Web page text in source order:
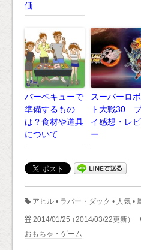
価
バーベキューで
準備するもの
は？食材や道具
について
スーパーロ
ト大戦30
イ感想・レビ
ー
アヒル • ラバー・ダック • 人気 •
2014/01/25（2014/03/22更新）
おもちゃ・ゲーム